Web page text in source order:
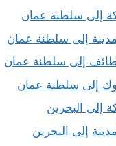
إلى سلطنة عمان
إلى سلطنة عمان
إلى سلطنة عمان
إلى سلطنة عمان
إلى البحرين
إلى البحرين